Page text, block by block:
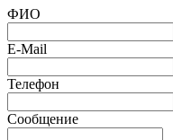
ФИО
E-Mail
Телефон
Сообщение